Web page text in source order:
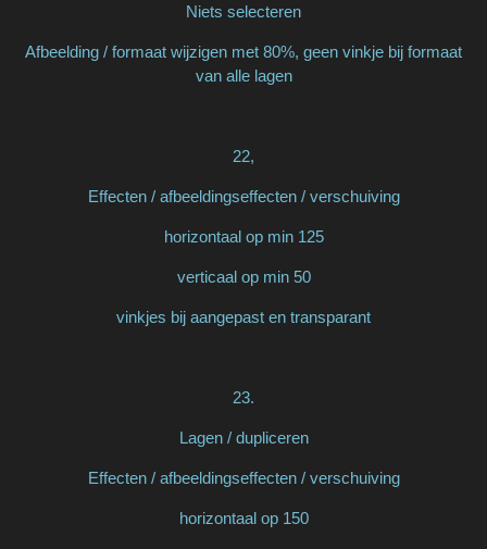
Niets selecteren
Afbeelding / formaat wijzigen met 80%, geen vinkje bij formaat
van alle lagen
22,
Effecten / afbeeldingseffecten / verschuiving
horizontaal op min 125
verticaal op min 50
vinkjes bij aangepast en transparant
23.
Lagen / dupliceren
Effecten / afbeeldingseffecten / verschuiving
horizontaal op 150